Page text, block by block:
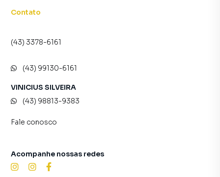
Contato
(43) 3378-6161
(43) 99130-6161
VINICIUS SILVEIRA
(43) 98813-9383
Fale conosco
Acompanhe nossas redes